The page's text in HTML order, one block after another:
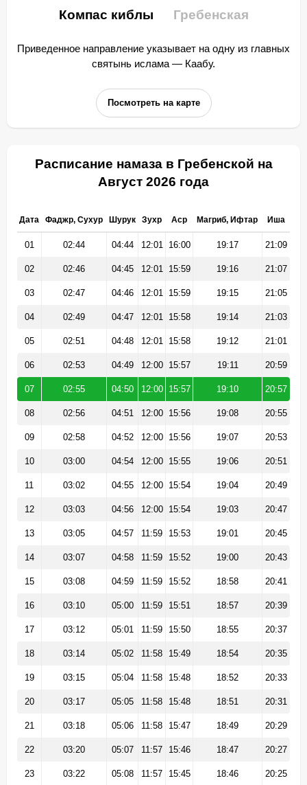
Компас киблы Гребенская
Приведенное направление указывает на одну из главных
святынь ислама — Каабу.
Посмотреть на карте
Расписание намаза в Гребенской на
Август 2026 года
Дата Фаджр, Сухур Шурук Зухр Аср Магриб, Ифтар Иша
01 02:44 04:44 12:01 16:00 19:17 21:09
02 02:46 04:45 12:01 15:59 19:16 21:07
03 02:47 04:46 12:01 15:59 19:15 21:05
04 02:49 04:47 12:01 15:58 19:14 21:03
05 02:51 04:48 12:01 15:58 19:12 21:01
06 02:53 04:49 12:00 15:57 19:11 20:59
07 02:55 04:50 12:00 15:57 19:10 20:57
08 02:56 04:51 12:00 15:56 19:08 20:55
09 02:58 04:52 12:00 15:56 19:07 20:53
10 03:00 04:54 12:00 15:55 19:06 20:51
11 03:02 04:55 12:00 15:54 19:04 20:49
12 03:03 04:56 12:00 15:54 19:03 20:47
13 03:05 04:57 11:59 15:53 19:01 20:45
14 03:07 04:58 11:59 15:52 19:00 20:43
15 03:08 04:59 11:59 15:52 18:58 20:41
16 03:10 05:00 11:59 15:51 18:57 20:39
17 03:12 05:01 11:59 15:50 18:55 20:37
18 03:14 05:02 11:58 15:49 18:54 20:35
19 03:15 05:04 11:58 15:48 18:52 20:33
20 03:17 05:05 11:58 15:48 18:51 20:31
21 03:18 05:06 11:58 15:47 18:49 20:29
22 03:20 05:07 11:57 15:46 18:47 20:27
23 03:22 05:08 11:57 15:45 18:46 20:25